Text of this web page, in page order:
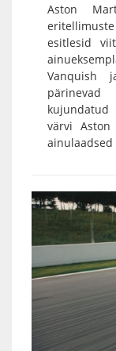
Aston
esitlesid
Vanquish
kujundatud
värvi